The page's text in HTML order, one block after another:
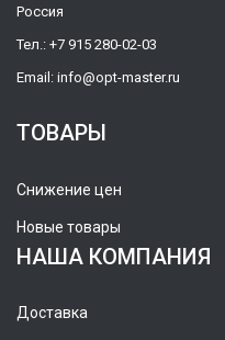
Россия
Тел.: +7 915 280-02-03
Email: info@opt-master.ru
ТОВАРЫ
Снижение цен
Новые товары
НАША КОМПАНИЯ
Доставка